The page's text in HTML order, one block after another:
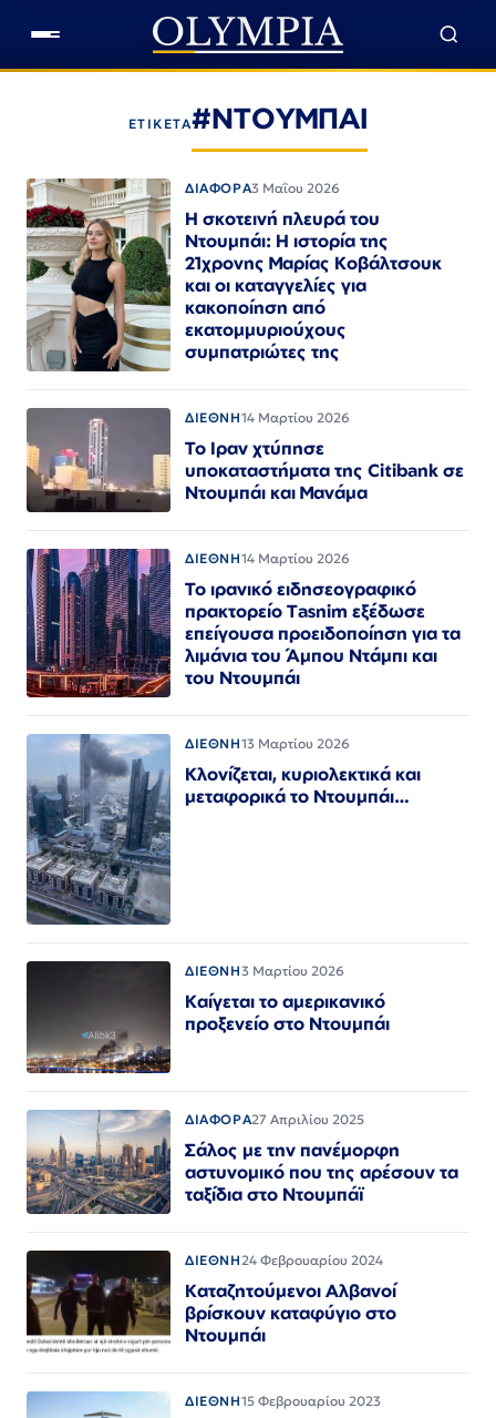
ΕΤΙΚΕΤΑ#ΝΤΟΥΜΠΑΙ
ΔΙΑΦΟΡΑ3 Μαΐου 2026
Η σκοτεινή πλευρά του
Ντουμπάι: Η ιστορία της
21χρονης Μαρίας Κοβάλτσουκ
και οι καταγγελίες για
κακοποίηση από
εκατομμυριούχους
συμπατριώτες της
ΔΙΕΘΝΗ14 Μαρτίου 2026
Το Ιραν χτύπησε
υποκαταστήματα της Citibank σε
Ντουμπάι και Μανάμα
ΔΙΕΘΝΗ14 Μαρτίου 2026
Το ιρανικό ειδησεογραφικό
πρακτορείο Tasnim εξέδωσε
επείγουσα προειδοποίηση για τα
λιμάνια του Άμπου Ντάμπι και
του Ντουμπάι
ΔΙΕΘΝΗ13 Μαρτίου 2026
Κλονίζεται, κυριολεκτικά και
μεταφορικά το Ντουμπάι…
ΔΙΕΘΝΗ3 Μαρτίου 2026
Καίγεται το αμερικανικό
προξενείο στο Ντουμπάι
ΔΙΑΦΟΡΑ27 Απριλίου 2025
Σάλος με την πανέμορφη
αστυνομικό που της αρέσουν τα
ταξίδια στο Ντουμπάϊ
ΔΙΕΘΝΗ 24 Φεβρουαρίου 2024
Καταζητούμενοι Αλβανοί
βρίσκουν καταφύγιο στο
Ντουμπάι
ΔΙΕΘΝΗ15 Φεβρουαρίου 2023